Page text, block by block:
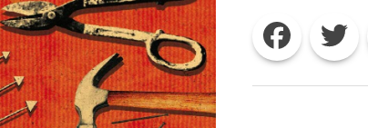
Facebook